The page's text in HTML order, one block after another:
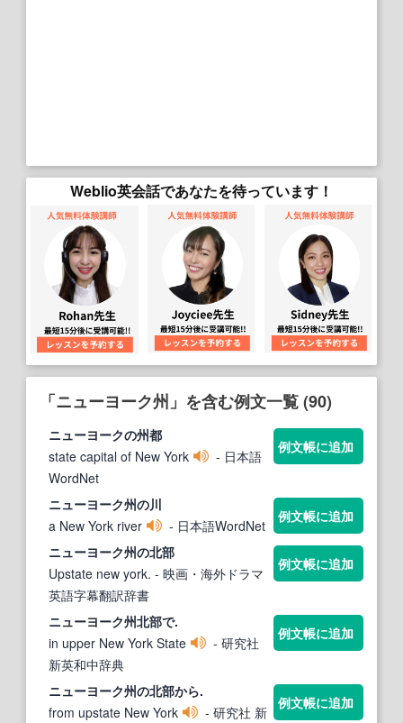
Weblio英会話であなたを待っています！
「ニューヨーク州」を含む例文一覧 (90)
ニューヨークの州都
state capital of New York
- 日本語
WordNet
例文帳に追加
ニューヨーク州の川
a New York river
- 日本語WordNet
例文帳に追加
ニューヨーク州の北部
Upstate new york. - 映画・海外ドラマ
英語字幕翻訳辞書
例文帳に追加
ニューヨーク州北部で.
in upper New York State
- 研究社
新英和中辞典
例文帳に追加
ニューヨーク州の北部から.
from upstate New York
- 研究社 新
例文帳に追加